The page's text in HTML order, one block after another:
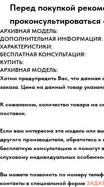
Перед покупкой
АРХИВНАЯ МОДЕЛЬ:
ДОПОЛНИТЕЛЬНАЯ ИНФОРМАЦИЯ:
ХАРАКТЕРИСТИКИ:
БЕСПЛАТНАЯ КОНСУЛЬТАЦИЯ:
КУПИТЬ:
АРХИВНАЯ МОДЕЛЬ:
Хотим предупредить Вас, что данная
заказа. Цена на данный товар
К сожалению, количество товара на
поставок.
Если вам интересна эта модель или
другого производителя, обратитесь
бесплатную консультацию и
слуховому индивидуальных
Вы можете позвонить по номеру
контакты в специальной форме